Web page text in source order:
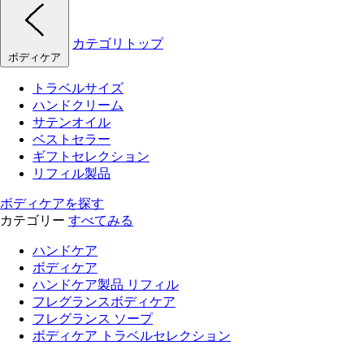
ボディケア
カテゴリトップ
トラベルサイズ
ハンドクリーム
サテンオイル
ベストセラー
ギフトセレクション
リフィル製品
ボディケアを探す
カテゴリー すべてみる
ハンドケア
ボディケア
ハンドケア製品 リフィル
フレグランスボディケア
フレグランス ソープ
ボディケア トラベルセレクション